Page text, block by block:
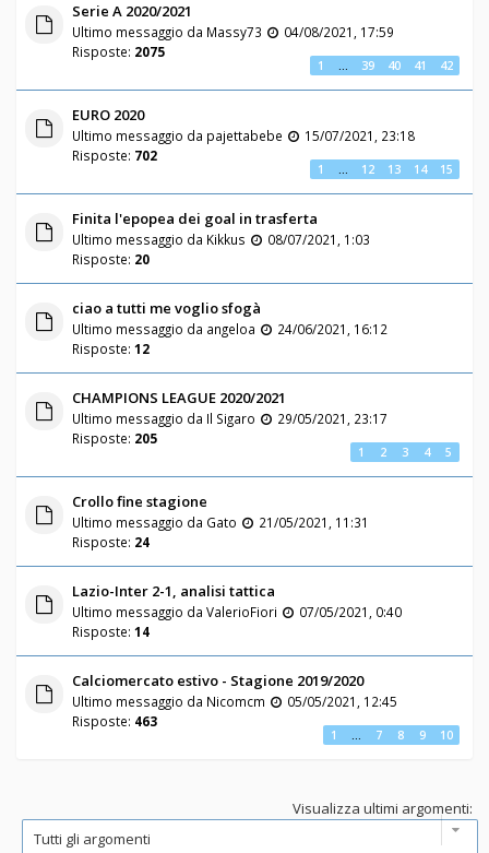
Serie A 2020/2021
Ultimo messaggio da Massy73
04/08/2021, 17:59
Risposte: 2075
1 … 39 40 41 42
EURO 2020
Ultimo messaggio da pajettabebe
15/07/2021, 23:18
Risposte: 702
1 … 12 13 14 15
Finita l'epopea dei goal in trasferta
Ultimo messaggio da Kikkus
08/07/2021, 1:03
Risposte: 20
ciao a tutti me voglio sfogà
Ultimo messaggio da angeloa
24/06/2021, 16:12
Risposte: 12
CHAMPIONS LEAGUE 2020/2021
Ultimo messaggio da Il Sigaro
29/05/2021, 23:17
Risposte: 205
1 2 3 4 5
Crollo fine stagione
Ultimo messaggio da Gato
21/05/2021, 11:31
Risposte: 24
Lazio-Inter 2-1, analisi tattica
Ultimo messaggio da ValerioFiori
07/05/2021, 0:40
Risposte: 14
Calciomercato estivo - Stagione 2019/2020
Ultimo messaggio da Nicomcm
05/05/2021, 12:45
Risposte: 463
1 … 7 8 9 10
Visualizza ultimi argomenti: